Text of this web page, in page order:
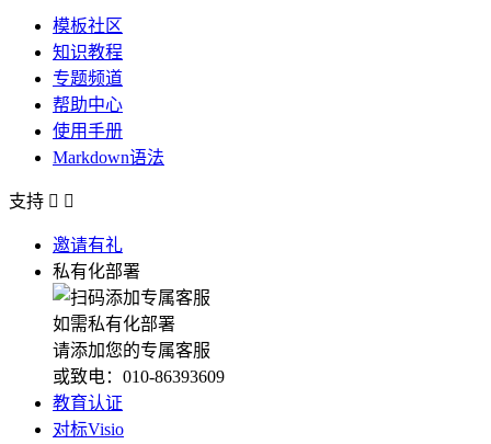
模板社区
知识教程
专题频道
帮助中心
使用手册
Markdown语法
支持  
邀请有礼
私有化部署
如需私有化部署
请添加您的专属客服
或致电：010-86393609
教育认证
对标Visio